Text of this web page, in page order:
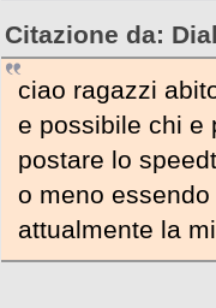
Citazione da:
ciao ragazzi
e possibile chi e
postare lo
o meno
attualmente la